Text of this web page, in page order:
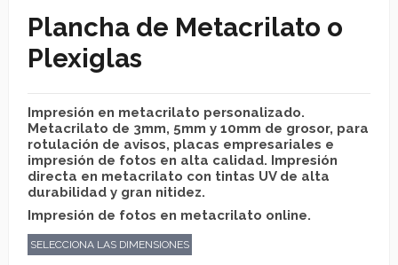
Plancha de Metacrilato o
Plexiglas
Impresión en metacrilato personalizado.
Metacrilato de 3mm, 5mm y 10mm de grosor, para
rotulación de avisos, placas empresariales e
impresión de fotos en alta calidad. Impresión
directa en metacrilato con tintas UV de alta
durabilidad y gran nitidez.
Impresión de fotos en metacrilato online.
SELECCIONA LAS DIMENSIONES